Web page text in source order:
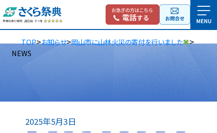
TOP>お知らせ>岡山市に山林火災の寄付を行いました >
NEWS
2025年5月3日